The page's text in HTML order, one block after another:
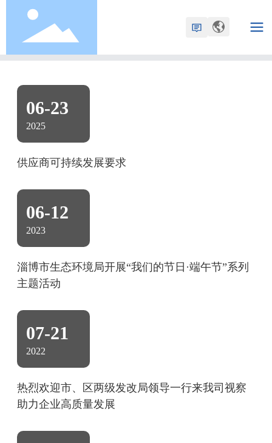
首页 新闻动态
06-23
2025
供应商可持续发展要求
06-12
2023
淄博市生态环境局开展“我们的节日·端午节”系列
主题活动
07-21
2022
热烈欢迎市、区两级发改局领导一行来我司视察
助力企业高质量发展